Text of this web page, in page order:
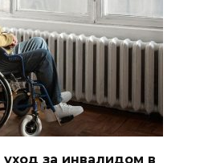
уход за инвалидом в